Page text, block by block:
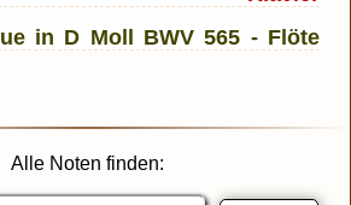
Alle Noten finden: